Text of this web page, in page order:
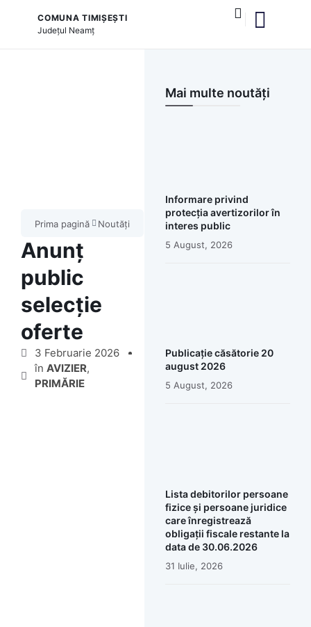
COMUNA TIMIȘEȘTI
Județul Neamț
Prima pagină Noutăți
Anunț
public
selecție
oferte
3 Februarie 2026
în AVIZIER,
PRIMĂRIE
Mai multe noutăți
Informare privind
protecția avertizorilor în
interes public
5 August, 2026
Publicație căsătorie 20
august 2026
5 August, 2026
Lista debitorilor persoane
fizice și persoane juridice
care înregistrează
obligații fiscale restante la
data de 30.06.2026
31 Iulie, 2026